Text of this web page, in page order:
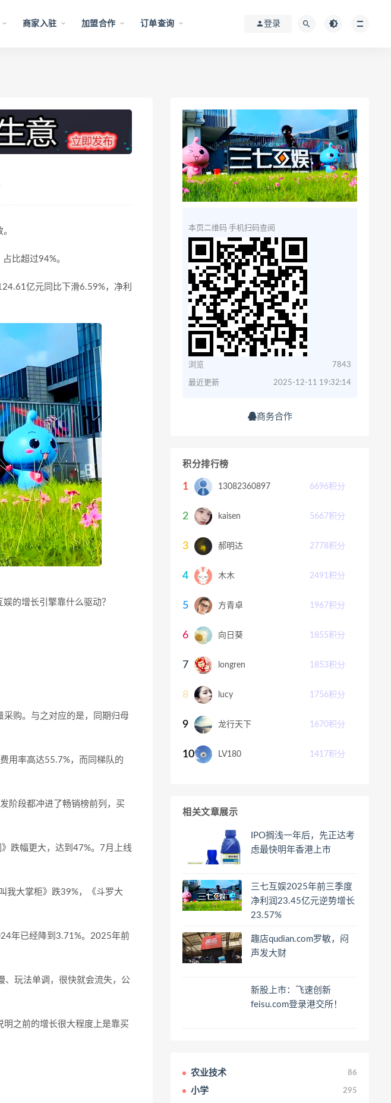
商家入驻 加盟合作 订单查询 登录
占比超过94%。
亿元同比下滑6.59%，净利
的增长引擎靠什么驱动？
采购。与之对应的是，同期归母
用率高达55.7%，而同梯队的
阶段都冲进了畅销榜前列，买
跌幅更大，达到 47%。 7月上线
我大掌柜》跌39%，《斗罗大
年已经降到 3.71%。 2025年前
、玩法单调，很快就会流失，公
之前的增长很大程度上是靠买
本页二维码 手机扫码查阅
浏览 7843
最近更新 2025-12-11 19:32:14
商务合作
积分排行榜
1 13082360897 6696积分
2 kaisen 5667积分
3 郝明达 2778积分
4 木木 2491 积分
5 方青卓 1967积分
6 向日葵 1855积分
7 longren 1853积分
8 lucy 1756积分
9 龙行天下 1670积分
10 LV180 1417积分
相关文章展示
IPO搁浅一年后，先正达考
虑最快明年香港上市
三七互娱2025年前三季度
净利润23.45亿元逆势增长
23.57%
趣店qudian.com罗敏，闷
声发大财
新股上市：飞速创新
feisu.com登录港交所！
农业技术 86
小学 295